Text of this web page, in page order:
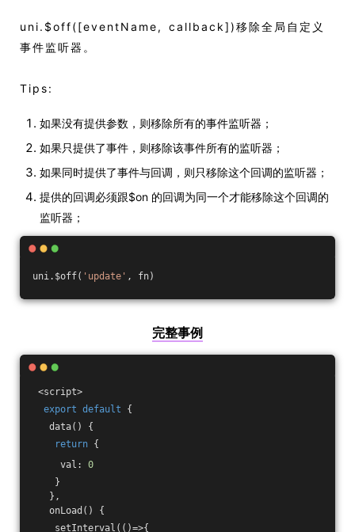
uni.$off([eventName, callback])移除全局自定义
事件监听器。
Tips:
如果没有提供参数，则移除所有的事件监听器；
如果只提供了事件，则移除该事件所有的监听器；
如果同时提供了事件与回调，则只移除这个回调的监听器；
提供的回调必须跟$on 的回调为同一个才能移除这个回调的
监听器；
uni.$off( 'update' , fn)
完整事例
<script>
export default {
data() {
return {
val: 0
}
},
onLoad() {
setInterval( ()=>{